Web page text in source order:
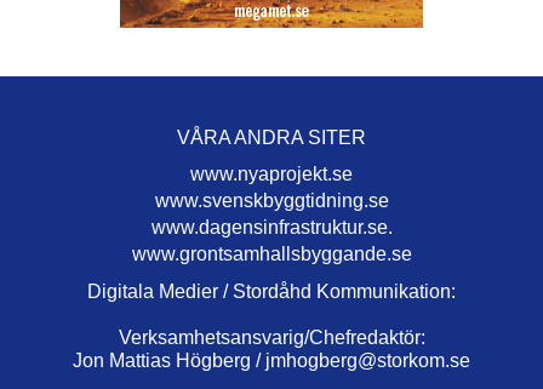
VÅRA ANDRA SITER
www.nyaprojekt.se
www.svenskbyggtidning.se
www.dagensinfrastruktur.se.
www.grontsamhallsbyggande.se
Digitala Medier / Stordåhd Kommunikation:
Verksamhetsansvarig/Chefredaktör:
Jon Mattias Högberg / jmhogberg@storkom.se